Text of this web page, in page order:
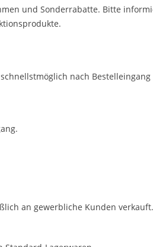
und Sonderrabatte. Bitte
nach
an gewerbliche Kunden